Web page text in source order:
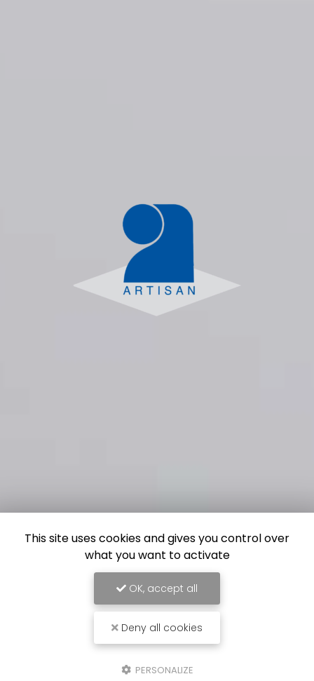
This site uses cookies and gives you control over
what you want to activate
OK, accept all
Deny all cookies
PERSONALIZE